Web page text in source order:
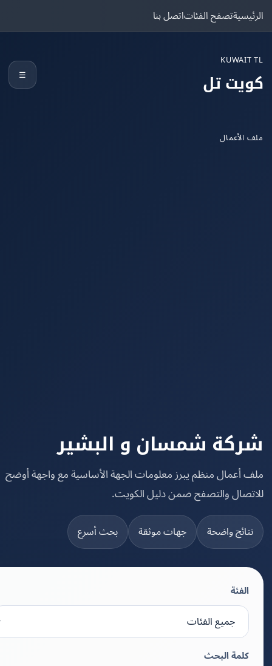
تصفح الفئاتاتصل بنا
تل
شمسان و البشير
منظم يبرز معلومات الجهة الأساسية مع واجهة أوضح
والتصفح ضمن دليل الكويت.
واضحة جهات موثقة بحث أسرع
كلمة البحث